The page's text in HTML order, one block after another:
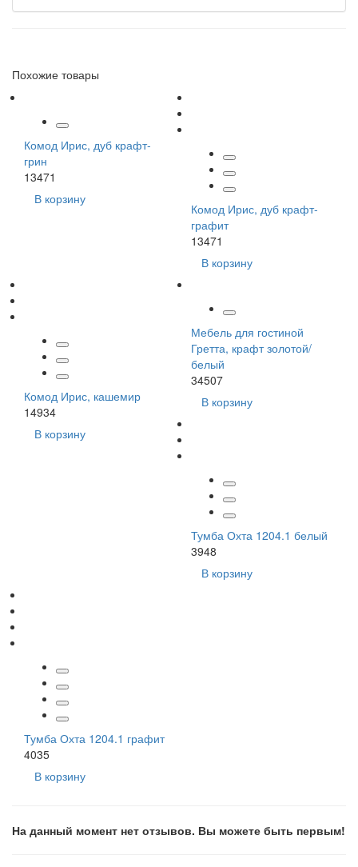
Похожие товары
Комод Ирис, дуб крафт-
грин
13471
В корзину
Комод Ирис, дуб крафт-
графит
13471
В корзину
Комод Ирис, кашемир
14934
В корзину
Мебель для гостиной
Гретта, крафт золотой/
белый
34507
В корзину
Тумба Охта 1204.1 белый
3948
В корзину
Тумба Охта 1204.1 графит
4035
В корзину
На данный момент нет отзывов. Вы можете быть первым!